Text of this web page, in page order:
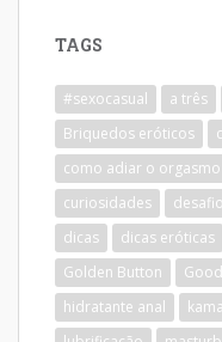
TAGS
#sexocasual a três
Briquedos eróticos
como adiar o orgasmo
curiosidades
dicas
dicas eróticas
Golden Button
hidratante anal